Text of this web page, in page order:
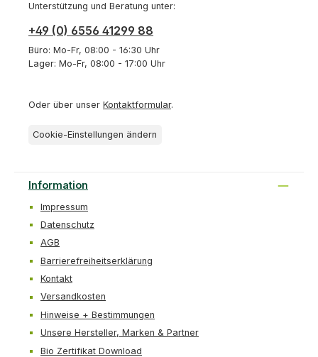
Unterstützung und Beratung unter:
+49 (0) 6556 41299 88
Büro: Mo-Fr, 08:00 - 16:30 Uhr
Lager: Mo-Fr, 08:00 - 17:00 Uhr
Oder über unser Kontaktformular.
Cookie-Einstellungen ändern
Information
Impressum
Datenschutz
AGB
Barrierefreiheitserklärung
Kontakt
Versandkosten
Hinweise + Bestimmungen
Unsere Hersteller, Marken & Partner
Bio Zertifikat Download